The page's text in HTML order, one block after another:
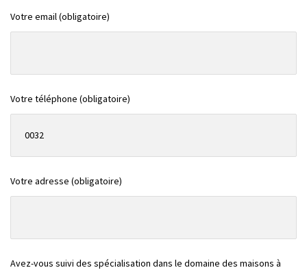
Votre email (obligatoire)
Votre téléphone (obligatoire)
Votre adresse (obligatoire)
Avez-vous suivi des spécialisation dans le domaine des maisons à